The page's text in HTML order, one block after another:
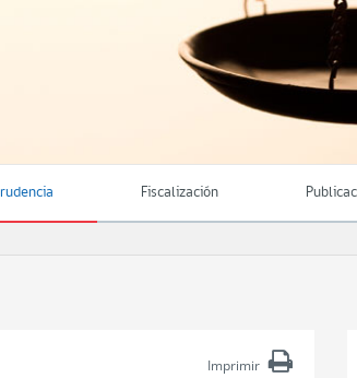
Fiscalización
Imprimir